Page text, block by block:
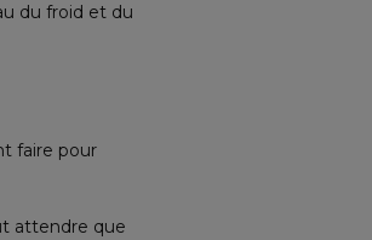
du froid et du
faire pour
attendre que